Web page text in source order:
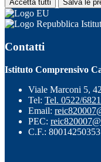
Accetta tutti Salva le
Contatti
Istituto Comprensivo
Viale Marconi 5,
Tel: Tel. 0522/
Email:
PEC:
C.F.: 80014250353